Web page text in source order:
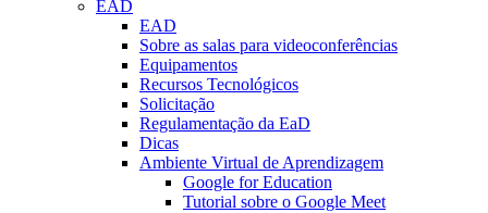
EAD
EAD
Sobre as salas para videoconferências
Equipamentos
Recursos Tecnológicos
Solicitação
Regulamentação da EaD
Dicas
Ambiente Virtual de Aprendizagem
Google for Education
Tutorial sobre o Google Meet